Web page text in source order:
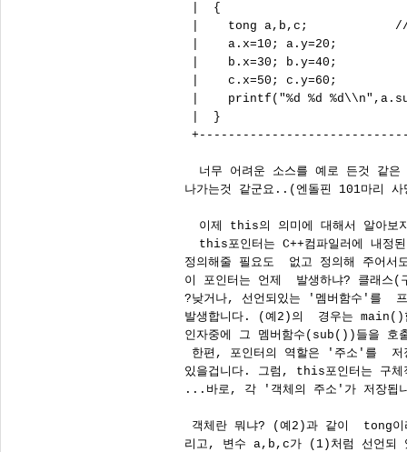
|  {
|    tong a,b,c;
|    a.x=10; a.y=20;
|    b.x=30; b.y=40;
|    c.x=50; c.y=60;
|    printf("%d %d
|  }
너무 어려운 소스를 예로 든것 같
나가는것 같군요..(엔돌핀 101마리
이제 this의 의미에 대해서 알아보
this포인터는 C++컴파일러에 내정
정의해줄 필요도  없고 정의해 주어
이 포인터는 언제  발생하냐? 클래스
?낮거나, 선언되있는 '멤버함수'를
발생합니다. (예2)의  경우는
인자중에 그 멤버함수(sub())들을 호
한편, 포인터의 역할은 '주소'를  저
있을겁니다. 그럼, this포인터는 구체
...바로, 각 '객체의 주소'가 저장됩
객체란 뭐냐? (예2)과 같이  tong이
리고, 변수 a,b,c가 (1)처럼 선언